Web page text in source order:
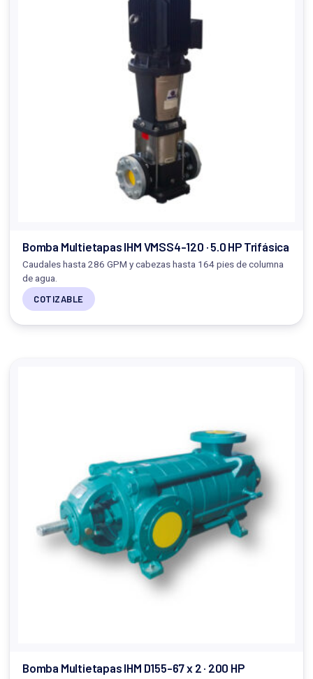
Bomba Multietapas IHM VMSS4-120 · 5.0 HP Trifásica
Caudales hasta 286 GPM y cabezas hasta 164 pies de columna
de agua.
COTIZABLE
Bomba Multietapas IHM D155-67 x 2 · 200 HP